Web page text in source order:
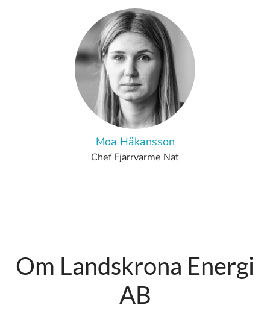
Moa Håkansson
Chef Fjärrvärme Nät
Om Landskrona Energi
AB